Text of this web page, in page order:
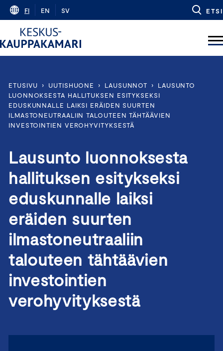
Skip
content
FI EN SV ETSI
ETUSIVU › UUTISHUONE › LAUSUNNOT ›
LAUSUNTO
LUONNOKSESTA HALLITUKSEN ESITYKSEKSI
EDUSKUNNALLE LAIKSI ERÄIDEN SUURTEN
ILMASTONEUTRAALIIN TALOUTEEN TÄHTÄÄVIEN
INVESTOINTIEN VEROHYVITYKSESTÄ
Lausunto luonnoksesta
hallituksen esitykseksi
eduskunnalle laiksi
eräiden suurten
ilmastoneutraaliin
talouteen tähtäävien
investointien
verohyvityksestä